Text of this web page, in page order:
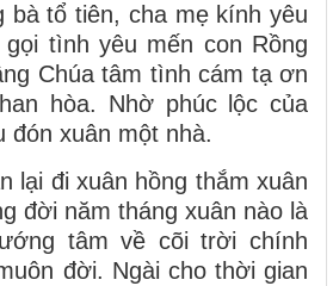
bà tổ tiên, cha mẹ kính yêu
tình yêu mến con Rồng
Chúa tâm tình cám tạ ơn
hòa. Nhờ phúc lộc của
đón xuân một nhà.
lại đi xuân hồng thắm xuân
đời năm tháng xuân nào là
tâm về cõi trời chính
đời. Ngài cho thời gian